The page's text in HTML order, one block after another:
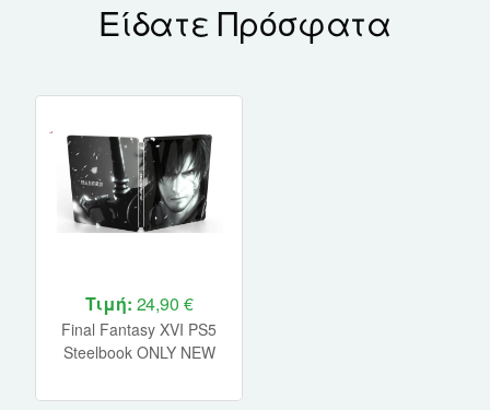
Είδατε Πρόσφατα
Τιμή: 24,90 €
Final Fantasy XVI PS5
Steelbook ONLY NEW